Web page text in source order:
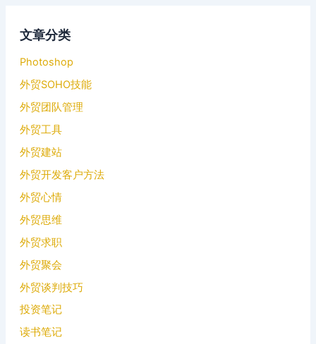
文章分类
Photoshop
外贸SOHO技能
外贸团队管理
外贸工具
外贸建站
外贸开发客户方法
外贸心情
外贸思维
外贸求职
外贸聚会
外贸谈判技巧
投资笔记
读书笔记